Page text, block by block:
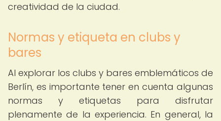
creatividad de la ciudad.
Normas y etiqueta en clubs y
bares
Al explorar los clubs y bares emblemáticos de
Berlín, es importante tener en cuenta algunas
normas y etiquetas para disfrutar
plenamente de la experiencia. En general, la